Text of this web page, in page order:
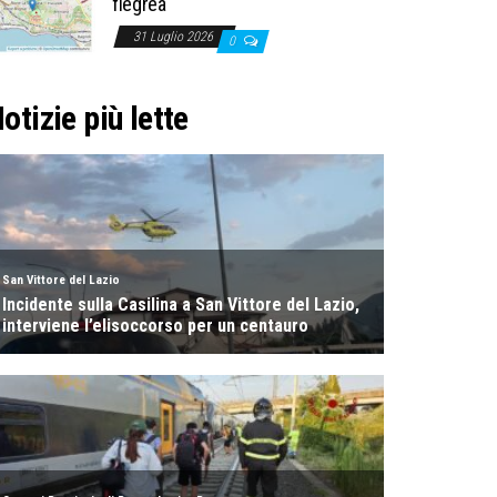
31 Luglio 2026 0
più lette